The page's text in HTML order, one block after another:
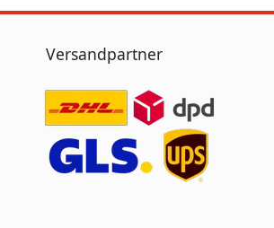
Versandpartner